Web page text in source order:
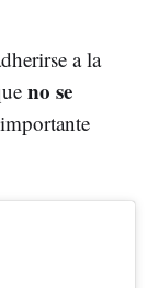
a la
no se